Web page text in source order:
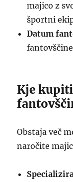
majico z
športni
Datum
Kje
Obstaja več
naročite